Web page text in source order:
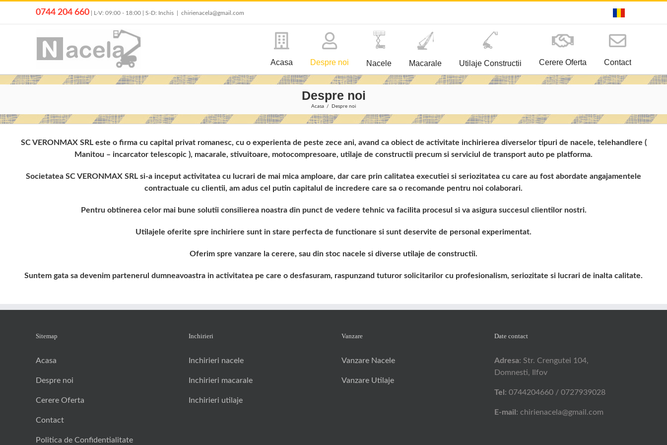
0744 204 660 | L-V: 09:00 - 18:00 | S-D: Inchis chirienacela@gmail.com
Acasa Despre noi Nacele Macarale Utilaje Constructii Cerere Oferta Contact
Despre noi
Acasa Despre noi
SC VERONMAX SRL este o firma cu capital privat romanesc, cu o experienta de peste zece ani, avand ca obiect de activitate inchirierea diverselor tipuri de nacele, telehandlere (
Manitou – incarcator telescopic ), macarale, stivuitoare, motocompresoare, utilaje de constructii precum si serviciul de transport auto pe platforma.
Societatea SC VERONMAX SRL si-a inceput activitatea cu lucrari de mai mica amploare, dar care prin calitatea executiei si seriozitatea cu care au fost abordate angajamentele
contractuale cu clientii, am adus cel putin capitalul de incredere care sa o recomande pentru noi colaborari.
Pentru obtinerea celor mai bune solutii consilierea noastra din punct de vedere tehnic va facilita procesul si va asigura succesul clientilor nostri.
Utilajele oferite spre inchiriere sunt in stare perfecta de functionare si sunt deservite de personal experimentat.
Oferim spre vanzare la cerere, sau din stoc nacele si diverse utilaje de constructii.
Suntem gata sa devenim partenerul dumneavoastra in activitatea pe care o desfasuram, raspunzand tuturor solicitarilor cu profesionalism, seriozitate si lucrari de inalta calitate.
Sitemap
Acasa
Despre noi
Cerere Oferta
Contact
Politica de Confidentialitate
Inchirieri
Inchirieri nacele
Inchirieri macarale
Inchirieri utilaje
Vanzare
Vanzare Nacele
Vanzare Utilaje
Date contact
Adresa: Str. Crengutei 104,
Domnesti, Ilfov
Tel : 0744204660 / 0727939028
E-mail : chirienacela@gmail.com